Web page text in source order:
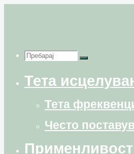
Пребарај
Пребарај
for:
Пребарај
Тета
Тета
Често